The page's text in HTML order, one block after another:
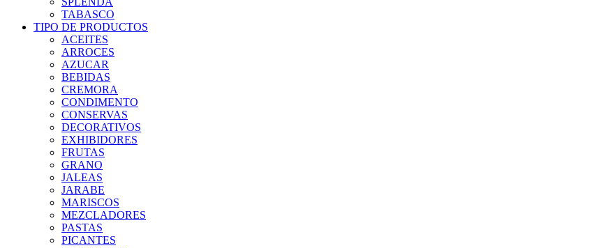
TABASCO
TIPO DE PRODUCTOS
ACEITES
ARROCES
AZUCAR
BEBIDAS
CREMORA
CONDIMENTO
CONSERVAS
DECORATIVOS
EXHIBIDORES
FRUTAS
GRANO
JALEAS
JARABE
MARISCOS
MEZCLADORES
PASTAS
PICANTES